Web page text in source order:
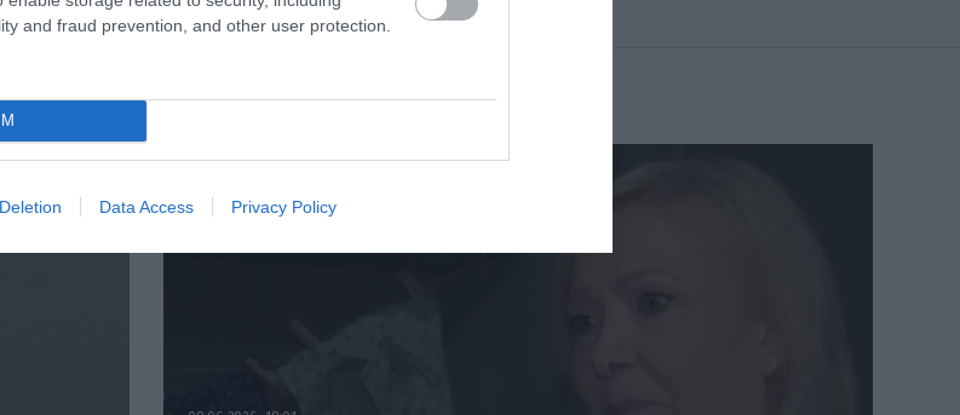
and fraud prevention, and other user protection.
Data Access Privacy Policy